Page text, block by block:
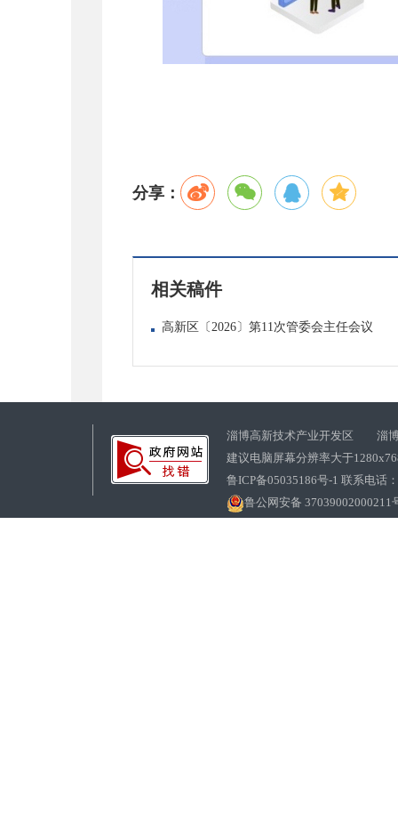
分享：
相关稿件
高新区〔2026〕第11次管委会主任会议
淄博高新技术产业开发区 淄博
建议电脑屏幕分辨率大于
鲁ICP备05035186号-1 联系电话
鲁公网安备 37039002000211